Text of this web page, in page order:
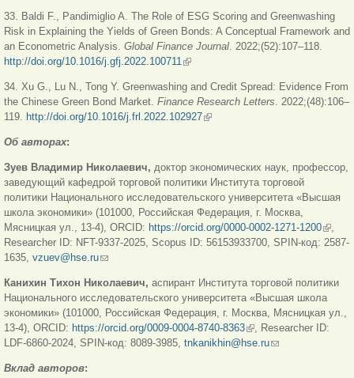
33. Baldi F., Pandimiglio A. The Role of ESG Scoring and Greenwashing
Risk in Explaining the Yields of Green Bonds: A Conceptual Framework and
an Econometric Analysis. Global Finance Journal. 2022;(52):107–118.
http://doi.org/10.1016/j.gfj.2022.100711(внешняя ссылка)
34. Xu G., Lu N., Tong Y. Greenwashing and Credit Spread: Evidence From
the Chinese Green Bond Market. Finance Research Letters. 2022;(48):106–
119. http://doi.org/10.1016/j.frl.2022.102927(внешняя ссылка)
Об авторах:
Зуев Владимир Николаевич, доктор экономических наук, профессор,
заведующий кафедрой торговой политики Института торговой
политики Национального исследовательского университета «Высшая
школа экономики» (101000, Российская Федерация, г. Москва,
Мясницкая ул., 13-4), ORCID: https://orcid.org/0000-0002-1271-1200
,
Researcher ID: NFT-9337-2025, Scopus ID: 56153933700, SPIN-код: 2587-
1635, vzuev@hse.ru(ссылка для отправки email)
Канихин Тихон Николаевич, аспирант Института торговой политики
Национального исследовательского университета «Высшая школа
экономики» (101000, Российская Федерация, г. Москва, Мясницкая ул.,
13-4), ORCID: https://orcid.org/0009-0004-8740-8363(внешняя ссылка)
, Researcher ID:
LDF-6860-2024, SPIN-код: 8089-3985, tnkanikhin@hse.ru(ссылка для
Вклад авторов: